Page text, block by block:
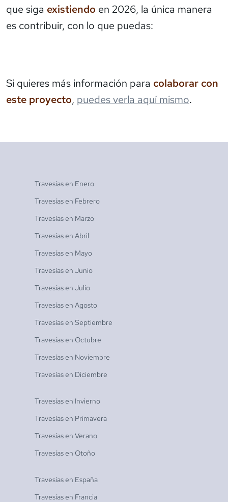
que siga existiendo en 2026, la única manera
es contribuir, con lo que puedas:
Si quieres más información para colaborar con
este proyecto, puedes verla aquí mismo.
Travesías en Enero
Travesías en Febrero
Travesías en Marzo
Travesías en Abril
Travesías en Mayo
Travesías en Junio
Travesías en Julio
Travesías en Agosto
Travesías en Septiembre
Travesías en Octubre
Travesías en Noviembre
Travesías en Diciembre
Travesías en Invierno
Travesías en Primavera
Travesías en Verano
Travesías en Otoño
Travesías en España
Travesías en Francia